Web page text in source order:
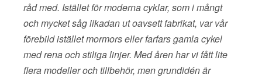
råd med. Istället för moderna cyklar, som i mångt
och mycket såg likadan ut oavsett fabrikat, var vår
förebild istället mormors eller farfars gamla cykel
med rena och stiliga linjer. Med åren har vi fått lite
flera modeller och tillbehör, men grundidén är